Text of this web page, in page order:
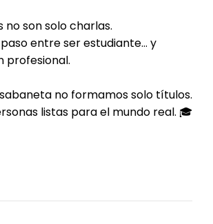
no son solo charlas.
entre ser estudiante… y
profesional.
no formamos solo títulos.
listas para el mundo real. 🎓